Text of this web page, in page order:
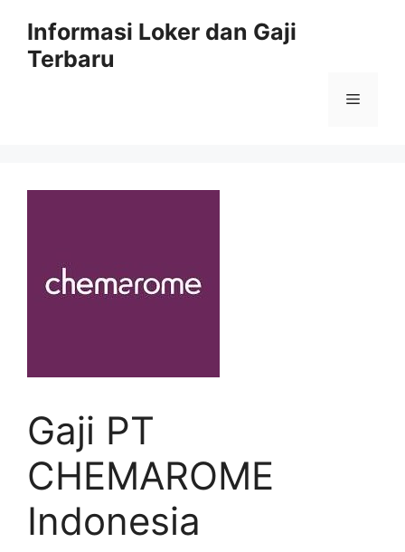
content
Informasi Loker dan Gaji
Terbaru
Menu
Gaji PT
CHEMAROME
Indonesia